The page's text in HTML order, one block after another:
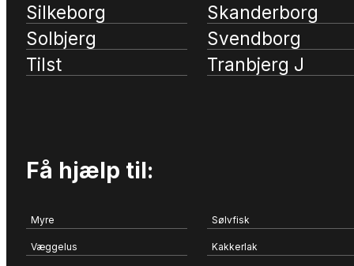
Silkeborg
Skanderborg
Solbjerg
Svendborg
Tilst
Tranbjerg J
Få hjælp til:
Myre Sølvfisk
Væggelus Kakkerlak